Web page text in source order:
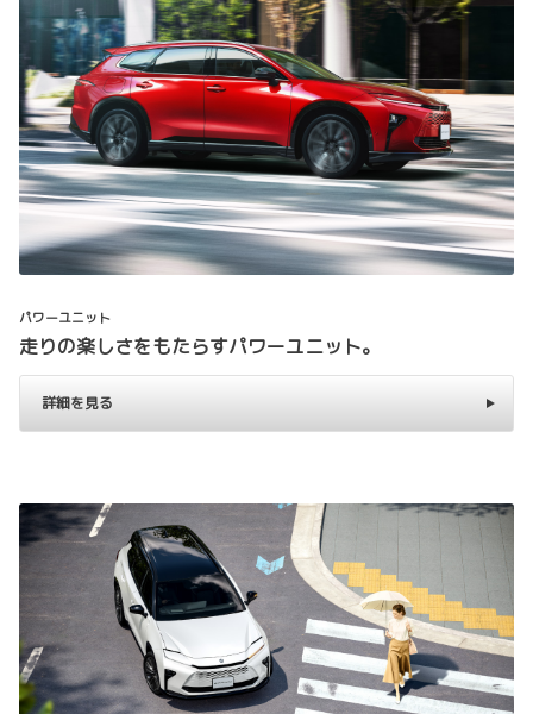
パワーユニット
走りの楽しさをもたらすパワーユニット。
詳細を見る